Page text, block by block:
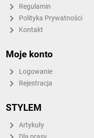
Regulamin
Polityka Prywatności
Kontakt
Moje konto
Logowanie
Rejestracja
STYLEM
Artykuły